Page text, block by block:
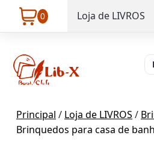
0 Loja de LIVROS
Principal / Loja de LIVROS /
Brinquedos para casa de